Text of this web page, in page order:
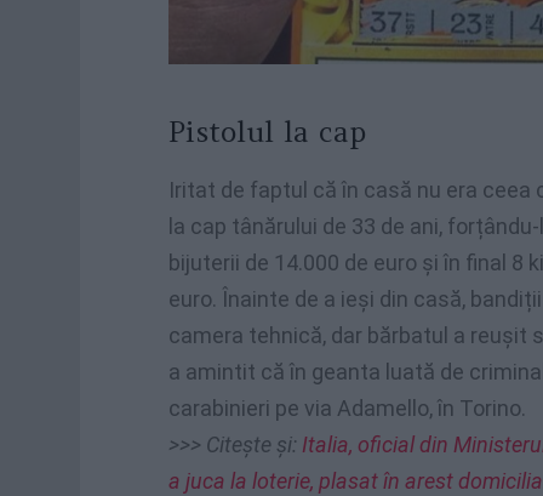
Pistolul la cap
Iritat de faptul că în casă nu era ceea
la cap tânărului de 33 de ani,
bijuterii de 14.000 de euro și în final 8
euro. Înainte de a ieși din casă,
camera tehnică, dar bărbatul a reușit
a amintit că în geanta luată de
carabinieri pe via Adamello, în Torino.
>>> Citește și: Italia, oficial din
a juca la loterie, plasat în arest